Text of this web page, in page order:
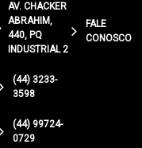
AV. CHACKER
ABRAHIM,
440, PQ
INDUSTRIAL 2
(44) 3233-
3598
(44) 99724-
0729
FALE
CONOSCO